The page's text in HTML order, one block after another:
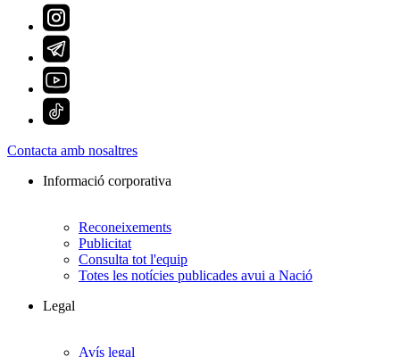
Contacta amb nosaltres
Informació corporativa
Reconeixements
Publicitat
Consulta tot l'equip
Totes les notícies publicades avui a Nació
Legal
Avís legal